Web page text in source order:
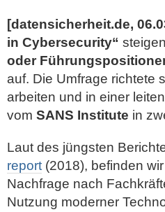
[datensicherheit.de,
in Cybersecurity“
oder
auf. Die Umfrage richtete
arbeiten und in einer
vom SANS Institute in
Laut des jüngsten
report (2018), befinden
Nachfrage nach
Nutzung moderner